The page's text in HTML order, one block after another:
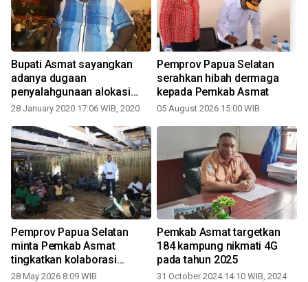
Bupati Asmat sayangkan
adanya dugaan
penyalahgunaan alokasi
dana desa
28 January 2020 17:06 WIB, 2020
Pemprov Papua Selatan
serahkan hibah dermaga
kepada Pemkab Asmat
05 August 2026 15:00 WIB
Pemprov Papua Selatan
minta Pemkab Asmat
tingkatkan kolaborasi
pembangunan
28 May 2026 8:09 WIB
Pemkab Asmat targetkan
184 kampung nikmati 4G
pada tahun 2025
31 October 2024 14:10 WIB, 2024